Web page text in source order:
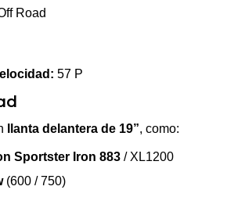
Road
57 P
llanta delantera de 19”, como:
Sportster Iron 883 / XL1200
(600 / 750)